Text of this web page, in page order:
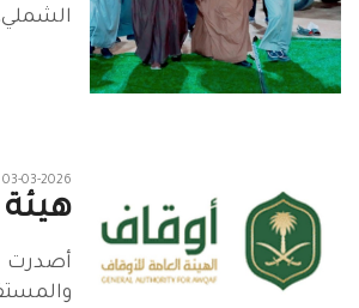
03-03-2026
أصدرت